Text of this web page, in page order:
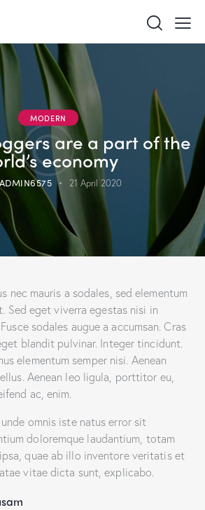
MODERN
are a part of the
economy
ADMIN6575 21 April 2020
nec mauris a sodales, sed elementum
Sed eget viverra egestas nisi in
sodales augue a accumsan. Cras
blandit pulvinar. Integer tincidunt.
elementum semper nisi. Aenean
Aenean leo ligula, porttitor eu,
ac, enim.
omnis iste natus error sit
doloremque laudantium, totam
quae ab illo inventore veritatis et
vitae dicta sunt, explicabo.